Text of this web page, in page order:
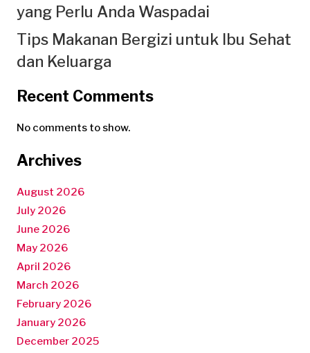
yang Perlu Anda Waspadai
Tips Makanan Bergizi untuk Ibu Sehat
dan Keluarga
Recent Comments
No comments to show.
Archives
August 2026
July 2026
June 2026
May 2026
April 2026
March 2026
February 2026
January 2026
December 2025